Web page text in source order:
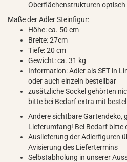
Oberflächenstrukturen optisch
Maße der Adler Steinfigur:
Höhe: ca. 50 cm
Breite: 27cm
Tiefe: 20 cm
Gewicht: ca. 31 kg
Information:Adler als SET in
oder auch einzeln bestellbar
zusätzliche Sockel gehörten
bitte bei Bedarf extra mit
Andere sichtbare Gartendeko,
Lieferumfang! Bei Bedarf bitte
Auslieferung der Adlerfiguren
Avisierung des Liefertermins
Selbstabholung in unserer